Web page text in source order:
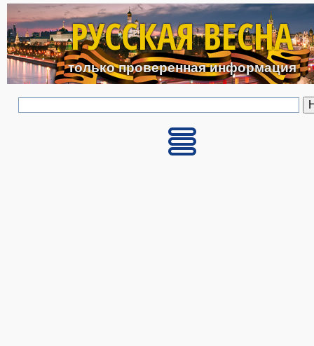
Перейти к основному
РУССКАЯ ВЕСНА
только проверенная информация